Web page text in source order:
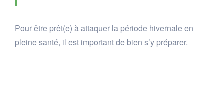
Pour être prêt(e) à attaquer la période hivernale en
pleine santé, il est important de bien s’y préparer.